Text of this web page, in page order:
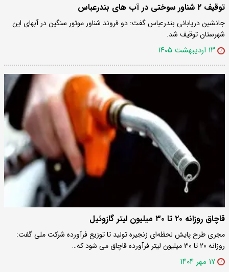
توقیف ۲ شناور سوختی در آب های بندرعباس
جانشین دریابانی بندرعباس گفت: دو فروند شناور موتور سنگین در آبهای این
شهرستان توقیف شد.
۱۳ اردیبهشت ۱۴۰۵
قاچاق روزانه ۲۰ تا ۳۰ میلیون لیتر گازوئیل
مجری طرح پایش لحظه‌ای زنجیره تولید تا توزیع فرآورده شرکت ملی گفت:
روزانه ۲۰ تا ۳۰ میلیون لیتر فرآورده قاچاق می شود که…
۱۷ مهر ۱۴۰۴